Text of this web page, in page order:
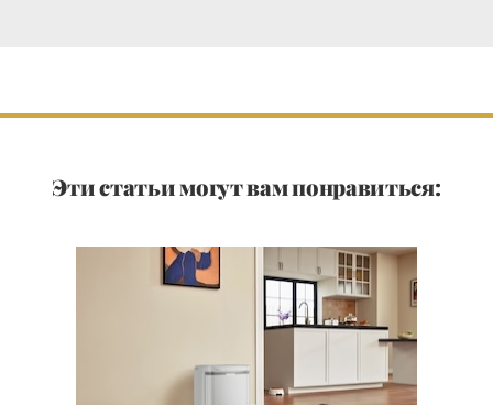
Эти статьи могут вам понравиться: